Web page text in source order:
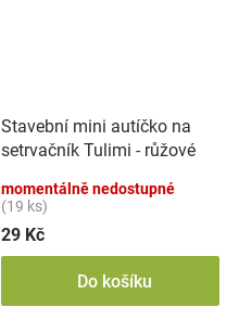
Stavební mini autíčko na
setrvačník Tulimi - růžové
momentálně nedostupné
(19 ks)
29 Kč
Do košíku